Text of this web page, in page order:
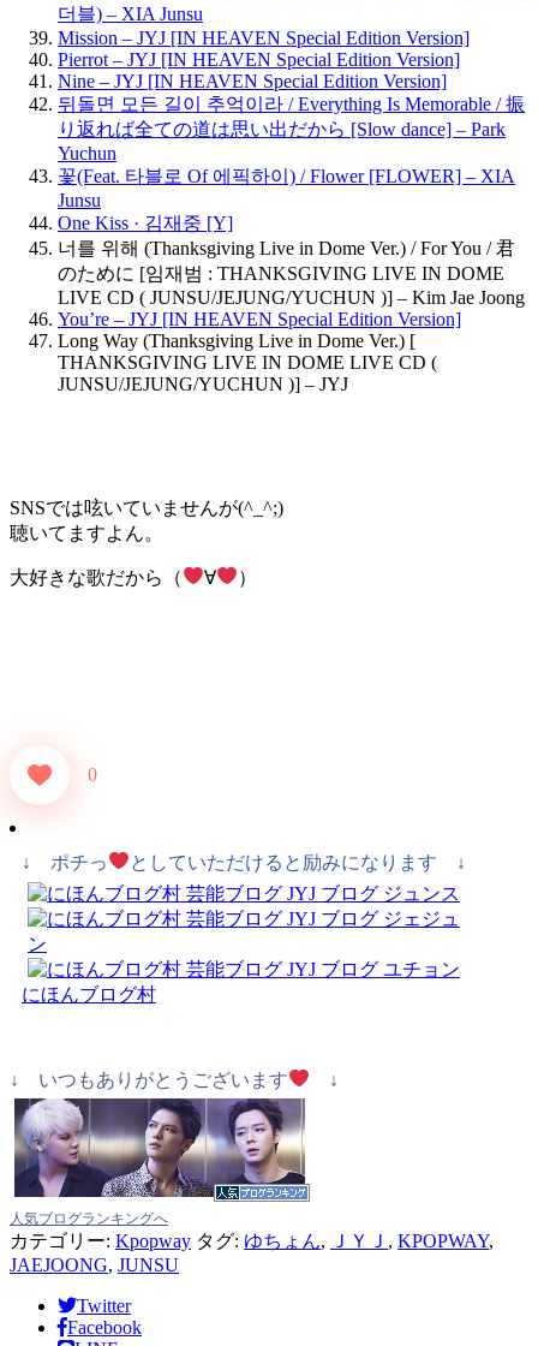
더블) – XIA Junsu
Mission – JYJ [IN HEAVEN Special Edition Version]
Pierrot – JYJ [IN HEAVEN Special Edition Version]
Nine – JYJ [IN HEAVEN Special Edition Version]
뒤돌면 모든 길이 추억이라 / Everything Is Memorable / 振
り返れば全ての道は思い出だから [Slow dance] – Park
Yuchun
꽃(Feat. 타블로 Of 에픽하이) / Flower [FLOWER] – XIA
Junsu
One Kiss · 김재중 [Y]
너를 위해 (Thanksgiving Live in Dome Ver.) / For You / 君
のために [임재범 : THANKSGIVING LIVE IN DOME
LIVE CD ( JUNSU/JEJUNG/YUCHUN )] – Kim Jae Joong
You’re – JYJ [IN HEAVEN Special Edition Version]
Long Way (Thanksgiving Live in Dome Ver.) [
THANKSGIVING LIVE IN DOME LIVE CD (
JUNSU/JEJUNG/YUCHUN )] – JYJ
SNSでは呟いていませんが(^_^;)
聴いてますよん。
大好きな歌だから（ ∀ ）
0
↓ ポチっ としていただけると励みになります ↓
にほんブログ村
↓ いつもありがとうございます ↓
人気ブログランキングへ
カテゴリー: Kpopway タグ: ゆちょん, ＪＹＪ , KPOPWAY,
JAEJOONG, JUNSU
Twitter
Facebook